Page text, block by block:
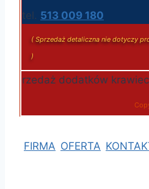
tel. 513 009 180
( Sprzedaż detaliczna nie dotyczy
)
dodatków
FIRMA OFERTA